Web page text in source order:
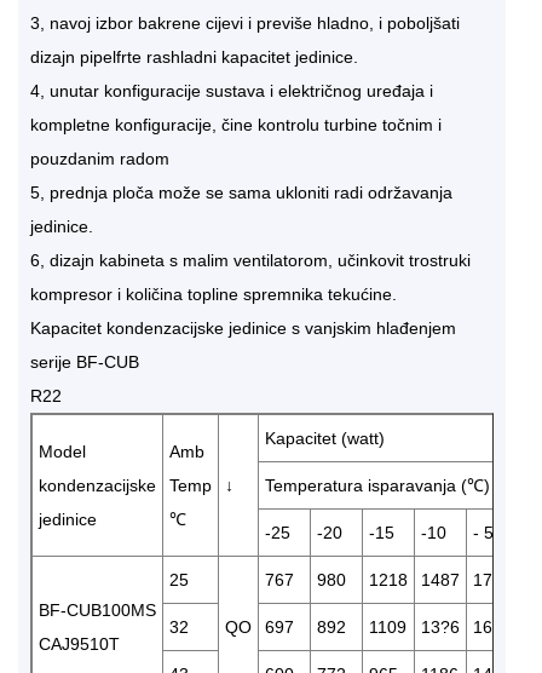
3, navoj izbor bakrene cijevi i previše hladno, i poboljšati
dizajn pipelfrte rashladni kapacitet jedinice.
4, unutar konfiguracije sustava i električnog uređaja i
kompletne konfiguracije, čine kontrolu turbine točnim i
pouzdanim radom
5, prednja ploča može se sama ukloniti radi održavanja
jedinice.
6, dizajn kabineta s malim ventilatorom, učinkovit trostruki
kompresor i količina topline spremnika tekućine.
Kapacitet kondenzacijske jedinice s vanjskim hlađenjem
serije BF-CUB
R22
Model
kondenzacijske
jedinice
Amb
Temp
℃
↓
Kapacitet (watt)
Temperatura isparavanja (℃)
-25 -20 -15 -10 - 5
BF-CUB100MS
CAJ9510T
25
QO
767 980 1218 1487 1777
32 697 892 1109 13?6 1623